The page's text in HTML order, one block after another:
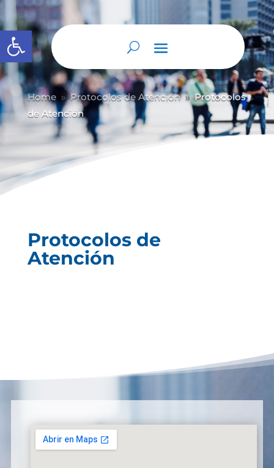
Abrir barra de herramientas
Home 9 Protocolos de Atención 9 Protocolos
de Atención
Protocolos de
Atención